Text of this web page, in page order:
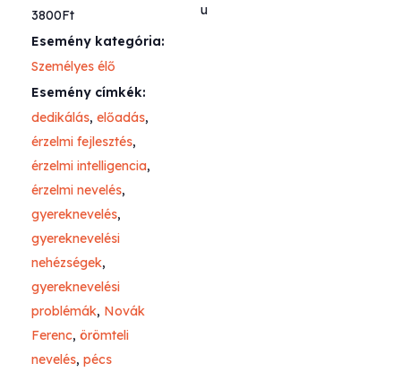
3800Ft
Esemény kategória:
Személyes élő
Esemény címkék:
dedikálás, előadás,
érzelmi fejlesztés,
érzelmi intelligencia,
érzelmi nevelés,
gyereknevelés,
gyereknevelési
nehézségek,
gyereknevelési
problémák, Novák
Ferenc, örömteli
nevelés, pécs
u